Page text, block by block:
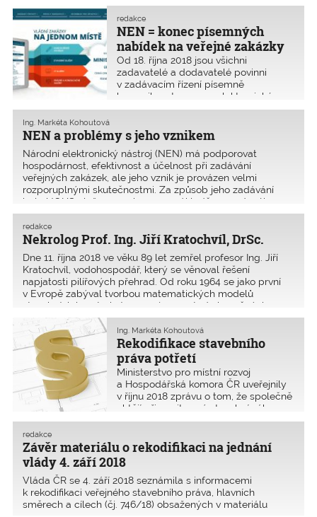
NEN = konec písemných
nabídek na veřejné zakázky
redakce
Od 18. října 2018 jsou všichni
zadavatelé a dodavatelé povinni
v zadávacím řízení písemně
komunikovat pouze v elektronické
formě, a to i u zakázek, které byly
2018 již zadavatel nesmí umožnit
podávání listinných nabídek.
NEN a problémy s jeho vznikem
Ing. Markéta Kohoutová
Národní elektronický nástroj (NEN) má podporovat
hospodárnost, efektivnost a účelnost při zadávání
veřejných zakázek, ale jeho vznik je provázen velmi
rozporuplnými skutečnostmi. Za způsob jeho zadávání
byly UOHS uloženy sankce a na základě provedeného
auditu MMR mělo vr
Nekrolog Prof. Ing. Jiří Kratochvíl, DrSc.
redakce
Dne 11. října 2018 ve věku 89 let zemřel profesor Ing. Jiří
Kratochvíl, vodohospodář, který se věnoval řešení
napjatosti pilířových přehrad. Od roku 1964 se jako první
v Evropě zabýval tvorbou matematických modelů
stavebních konstrukcí a rozvojem metody konečných
Rekodifikace stavebního
práva potřetí
Ing. Markéta Kohoutová
Ministerstvo pro místní rozvoj
a Hospodářská komora ČR uveřejnily
v říjnu 2018 zprávu o tom, že společně
chtějí připravit nový stavební zákon,
který by podle jejich harmonogramu
v roce 2021. Návrh věcného záměru
by měl vzn
Závěr materiálu o rekodifikaci na jednání
vlády 4. září 2018
redakce
Vláda ČR se 4. září 2018 seznámila s informacemi
k rekodifikaci veřejného stavebního práva, hlavních
směrech a cílech (čj. 746/18) obsažených v materiálu